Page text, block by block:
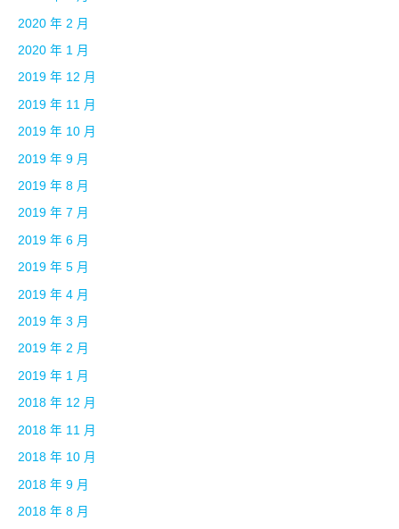
2020 年 2 月
2020 年 1 月
2019 年 12 月
2019 年 11 月
2019 年 10 月
2019 年 9 月
2019 年 8 月
2019 年 7 月
2019 年 6 月
2019 年 5 月
2019 年 4 月
2019 年 3 月
2019 年 2 月
2019 年 1 月
2018 年 12 月
2018 年 11 月
2018 年 10 月
2018 年 9 月
2018 年 8 月